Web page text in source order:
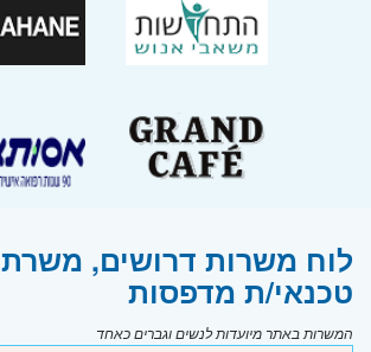
לוח משרות דרושים, משרת
טכנאי/ת מדפסות
המשרות באתר מיועדות לנשים וגברים כאחד